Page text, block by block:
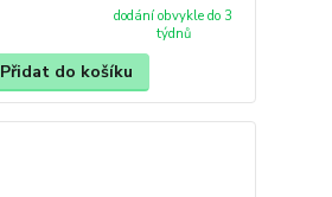
dodání obvykle do 3
týdnů
Přidat do košíku